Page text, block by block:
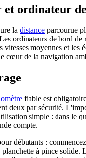
et ordinateur
la distance parcourue
ordinateurs de bord de
vitesses moyennes et les
cœur de la navigation
fiable est
deux par sécurité.
simple : dans le
compte.
débutants :
planchette à pince solide.